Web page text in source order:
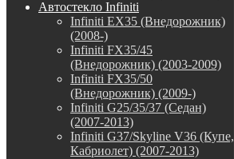
Автостекло Infiniti
Infiniti EX35 (Внедорожник)
(2008-)
Infiniti FX35/45
(Внедорожник) (2003-2009)
Infiniti FX35/50
(Внедорожник) (2009-)
Infiniti G25/35/37 (Седан)
(2007-2013)
Infiniti G37/Skyline V36 (Купе,
Кабриолет) (2007-2013)